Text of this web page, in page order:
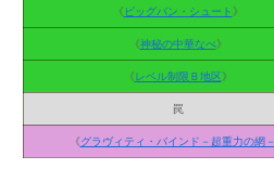
《ビッグバン・シュート 》
《神秘の中華なべ》
《レベル制限Ｂ地区》
罠
《グラヴィティ・バインド－超重力の網－